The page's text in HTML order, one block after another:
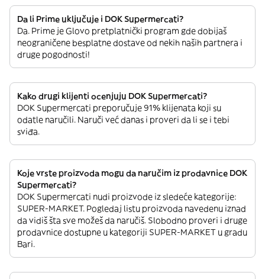
Da li Prime uključuje i DOK Supermercati?
Da. Prime je Glovo pretplatnički program gde dobijaš
neograničene besplatne dostave od nekih naših partnera i
druge pogodnosti!
Kako drugi klijenti ocenjuju DOK Supermercati?
DOK Supermercati preporučuje 91% klijenata koji su
odatle naručili. Naruči već danas i proveri da li se i tebi
sviđa.
Koje vrste proizvoda mogu da naručim iz prodavnice DOK
Supermercati?
DOK Supermercati nudi proizvode iz sledeće kategorije:
SUPER-MARKET. Pogledaj listu proizvoda navedenu iznad
da vidiš šta sve možeš da naručiš. Slobodno proveri i druge
prodavnice dostupne u kategoriji SUPER-MARKET u gradu
Bari.